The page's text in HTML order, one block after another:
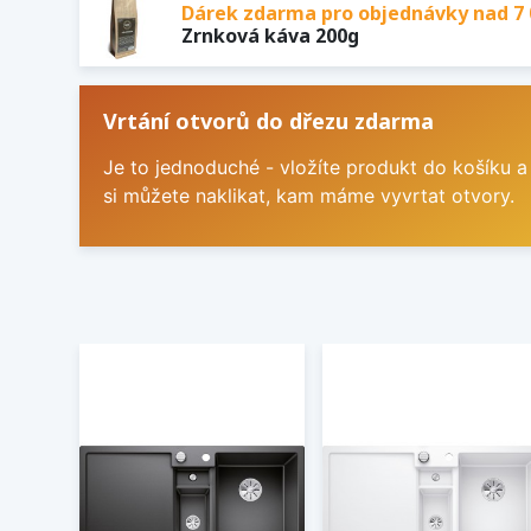
Dárek zdarma pro objednávky nad 7
Zrnková káva 200g
Vrtání otvorů do dřezu zdarma
Je to jednoduché - vložíte produkt do košíku
si můžete naklikat, kam máme vyvrtat otvory.